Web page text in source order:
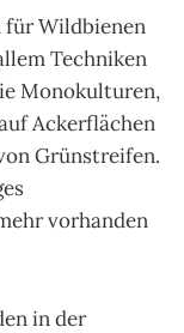
für Wildbienen
Techniken
Monokulturen,
Ackerflächen
Grünstreifen.
vorhanden
in der